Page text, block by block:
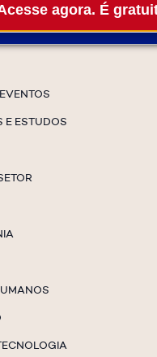
agora. É
E ESTUDOS